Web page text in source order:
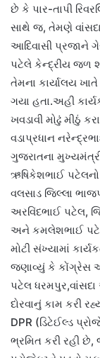
છે કે પાર-તાપી
સાથે જ, તેમણે
આદિવાસી પ્રજાને
પટેલે કેન્દ્રીય જળ
તેમના કાર્યાલય
ગયા હતા.અહી
ખવડાવી મોઢું મીઠું
વડાપ્રધાન
ગુજરાતના
ઋષિકેશભાઈ પટેલનો
વલસાડ જિલ્લા
અરવિંદભાઈ પટેલ,
અને કમલેશભાઈ
મોટી સંખ્યામાં
જણાવ્યું કે કોંગ્રેસ
પટેલ ધરમપુર,વાંસદા
દોરવાનું કામ કરી
DPR (ડિટેઈલ્ડ
ભ્રમિત કરી રહી